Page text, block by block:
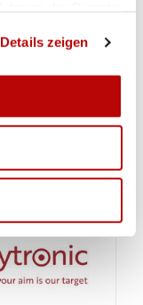
Details zeigen